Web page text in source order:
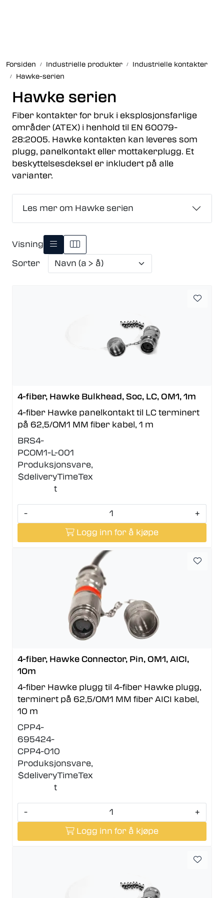
Forsiden Industrielle produkter
Industrielle kontakter
Hawke-serien
Hawke serien
Fiber kontakter for bruk i eksplosjonsfarlige
områder (ATEX) i henhold til EN 60079-
28:2005. Hawke kontakten kan leveres som
plugg, panelkontakt eller mottakerplugg. Et
beskyttelsesdeksel er inkludert på alle
varianter.
Les mer om Hawke serien
Visning
Sorter
4-fiber, Hawke Bulkhead, Soc, LC, OM1, 1m
4-fiber Hawke panelkontakt til LC terminert
på 62,5/OM1 MM fiber kabel, 1 m
BRS4-
PCOM1-L-001
Produksjonsvare,
$deliveryTimeTex
t
-
+
Logg inn for å kjøpe
4-fiber, Hawke Connector, Pin, OM1, AICI,
10m
4-fiber Hawke plugg til 4-fiber Hawke plugg,
terminert på 62,5/OM1 MM fiber AICI kabel,
10 m
CPP4-
695424-
CPP4-010
Produksjonsvare,
$deliveryTimeTex
t
-
+
Logg inn for å kjøpe
Strukturert kabling
Industrielle produkter
Outlet
Kunnskapssenter
Nyheter
Om oss